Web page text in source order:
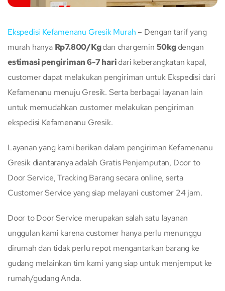
Ekspedisi Kefamenanu Gresik Murah – Dengan tarif yang
murah hanya Rp7.800/Kgdan chargemin 50kgdengan
estimasi pengiriman 6-7 haridari keberangkatan kapal,
customer dapat melakukan pengiriman untuk Ekspedisi dari
Kefamenanu menuju Gresik. Serta berbagai layanan lain
untuk memudahkan customer melakukan pengiriman
ekspedisi Kefamenanu Gresik.
Layanan yang kami berikan dalam pengiriman Kefamenanu
Gresik diantaranya adalah Gratis Penjemputan, Door to
Door Service, Tracking Barang secara online, serta
Customer Service yang siap melayani customer 24 jam.
Door to Door Service merupakan salah satu layanan
unggulan kami karena customer hanya perlu menunggu
dirumah dan tidak perlu repot mengantarkan barang ke
gudang melainkan tim kami yang siap untuk menjemput ke
rumah/gudang Anda.